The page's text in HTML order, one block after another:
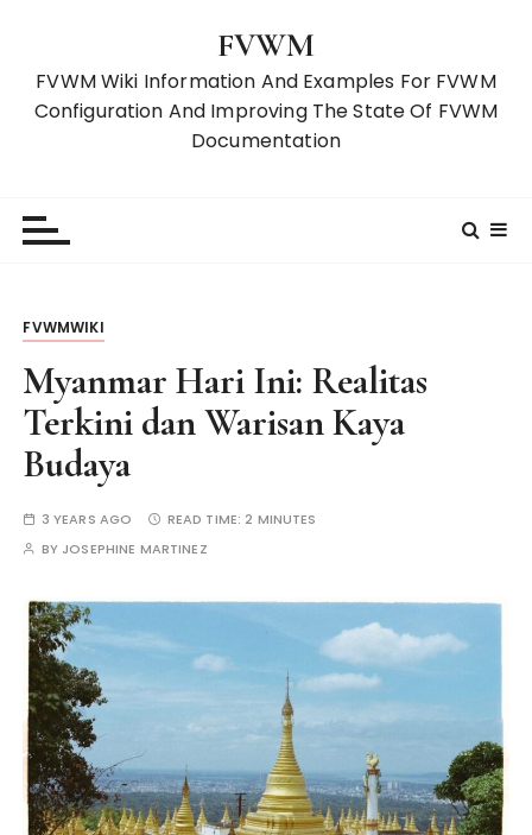
FVWM
FVWM Wiki Information And Examples For FVWM
Configuration And Improving The State Of FVWM
Documentation
FVWMWIKI
Myanmar Hari Ini: Realitas
Terkini dan Warisan Kaya
Budaya
3 YEARS AGO READ TIME:2 MINUTES
BY JOSEPHINE MARTINEZ